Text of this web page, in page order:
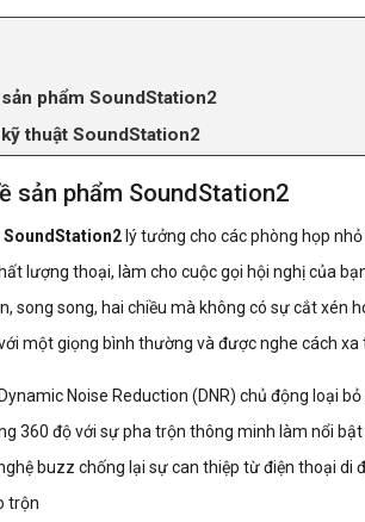
phẩm SoundStation2
thuật SoundStation2
sản phẩm SoundStation2
lý tưởng cho các phòng họp
lượng thoại, làm cho cuộc gọi hội nghị của
song song, hai chiều mà không có sự cắt
một giọng bình thường và được nghe cách xa
Noise Reduction (DNR) chủ động loại
360 độ với sự pha trộn thông minh làm nổi
buzz chống lại sự can thiệp từ điện thoại
trộn